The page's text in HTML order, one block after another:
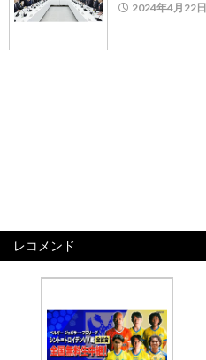
2024年4月22日
レコメンド